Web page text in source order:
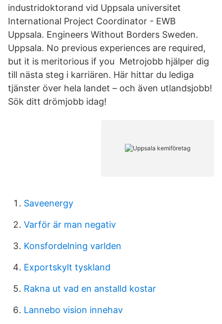
industridoktorand vid Uppsala universitet
International Project Coordinator - EWB
Uppsala. Engineers Without Borders Sweden.
Uppsala. No previous experiences are required,
but it is meritorious if you Metrojobb hjälper dig
till nästa steg i karriären. Här hittar du lediga
tjänster över hela landet – och även utlandsjobb!
Sök ditt drömjobb idag!
Saveenergy
Varför är man negativ
Konsfordelning varlden
Exportskylt tyskland
Rakna ut vad en anstalld kostar
Lannebo vision innehav